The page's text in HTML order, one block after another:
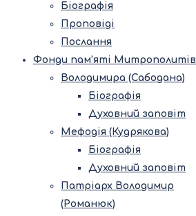
Біографія
Проповіді
Послання
Фонди пам’яті Митрополитів
Володимира (Сабодана)
Біографія
Духовний заповіт
Мефодія (Кудрякова)
Біографія
Духовний заповіт
Патріарх Володимир
(Романюк)